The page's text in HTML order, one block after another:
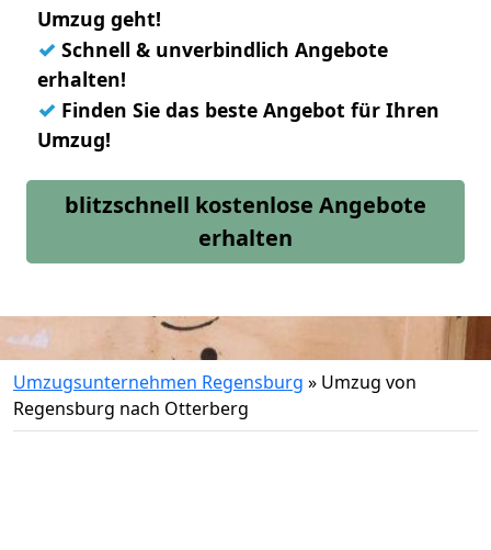
Umzug geht!
✓ Schnell & unverbindlich Angebote
erhalten!
✓ Finden Sie das beste Angebot für Ihren
Umzug!
blitzschnell kostenlose Angebote
erhalten
Umzugsunternehmen Regensburg » Umzug von
Regensburg nach Otterberg